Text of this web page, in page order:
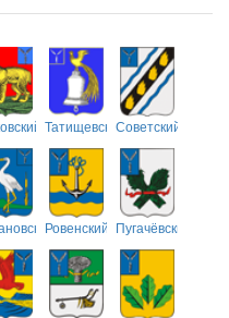
ТатищевскийСоветский
Ровенский Пугачёвский